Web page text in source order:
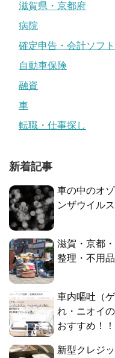
滋賀県・京都府
病院
確定申告・会計ソフト
自動車保険
融資
車
転職・仕事探し
新着記事
車の中のオ
ンザウイル
滋賀・京都
整理・不用
車内嘔吐（
れ・ニオイ
おすすめ！！
新型クレジ